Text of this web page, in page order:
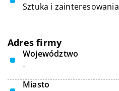
Sztuka i zainteresowania
Adres firmy
Województwo
-
Miasto